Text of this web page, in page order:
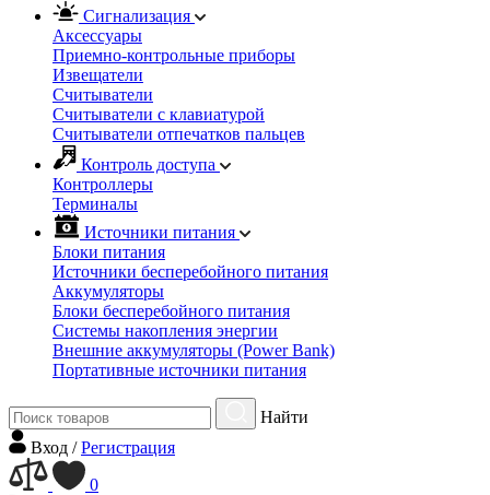
Сигнализация
Аксессуары
Приемно-контрольные приборы
Извещатели
Считыватели
Cчитыватели с клавиатурой
Cчитыватели отпечатков пальцев
Контроль доступа
Контроллеры
Терминалы
Источники питания
Блоки питания
Источники бесперебойного питания
Аккумуляторы
Блоки бесперебойного питания
Системы накопления энергии
Внешние аккумуляторы (Power Bank)
Портативные источники питания
Найти
Вход /Регистрация
0